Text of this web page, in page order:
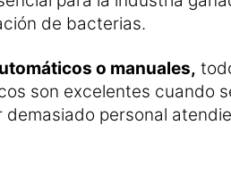
de bacterias.
o manuales,
son excelentes cuando
personal